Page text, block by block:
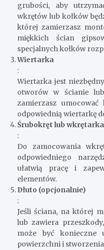
grubości, aby
wkrętów lub kołków
której zamierzasz
miękkich ścian
specjalnych kołków
Wiertarka
:
Wiertarka jest
otworów w ścianie
zamierzasz
odpowiednią wiertarkę
Śrubokręt lub wkrętarka
:
Do zamocowania
odpowiedniego
ułatwią pracę i
elementów.
Dłuto (opcjonalnie)
:
Jeśli ściana, na której
lub zawiera
może być konieczne
powierzchni i